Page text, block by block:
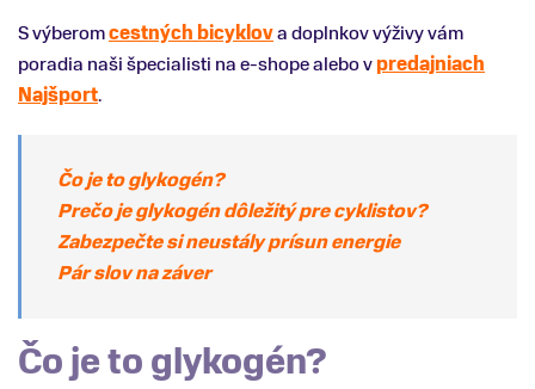
S výberomcestných bicyklova doplnkov výživy vám
poradia naši špecialisti na e-shope alebo vpredajniach
Najšport.
Čo je to glykogén?
Prečo je glykogén dôležitý pre cyklistov?
Zabezpečte si neustály prísun energie
Pár slov na záver
Čo je to glykogén?